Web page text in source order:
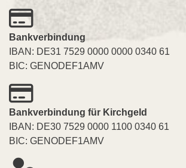
Bankverbindung
IBAN: DE31 7529 0000 0000 0340 61
BIC: GENODEF1AMV
Bankverbindung für Kirchgeld
IBAN: DE30 7529 0000 1100 0340 61
BIC: GENODEF1AMV